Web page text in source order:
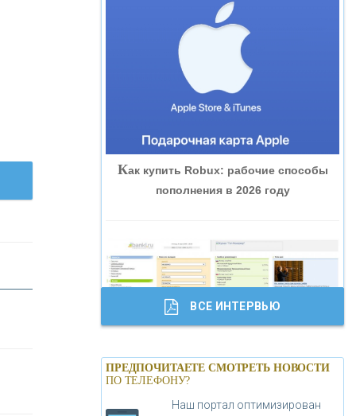
«СМП БАНК»
«ВНЕШПРОМБАНК»
«БАНК ГЛОБЭКС»
«ТРАСТ»
«ГАЗПРОМБАНК»
«МОСКОВСКИЙ КРЕДИТНЫЙ
БАНК»
Как купить Robux: рабочие способы
пополнения в 2026 году
Банки.ру обновил логотип впервые за
19 лет - «Лента новостей»
ВСЕ ИНТЕРВЬЮ
ПРЕДПОЧИТАЕТЕ СМОТРЕТЬ НОВОСТИ
ПО ТЕЛЕФОНУ?
Наш портал оптимизирован